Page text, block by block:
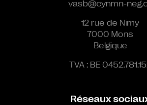
vasb@cynmn-
12 rue de Nimy
7000 Mons
Belgique
TVA : BE
Réseaux